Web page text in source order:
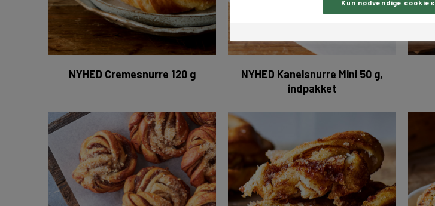
NYHED Cremesnurre 120 g
NYHED Kanelsnurre Mini 50 g,
indpakket
Kanelsnurre mini 50 x 50 g
Kun nødvendige cookies